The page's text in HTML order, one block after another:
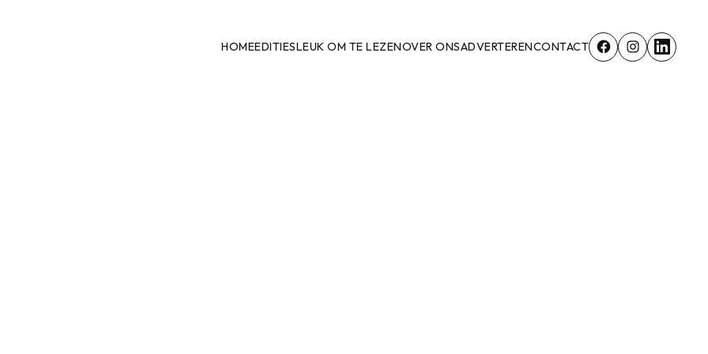
HOMEEDITIESLEUK OM TE LEZENOVER ONSADVERTERENCONTACT